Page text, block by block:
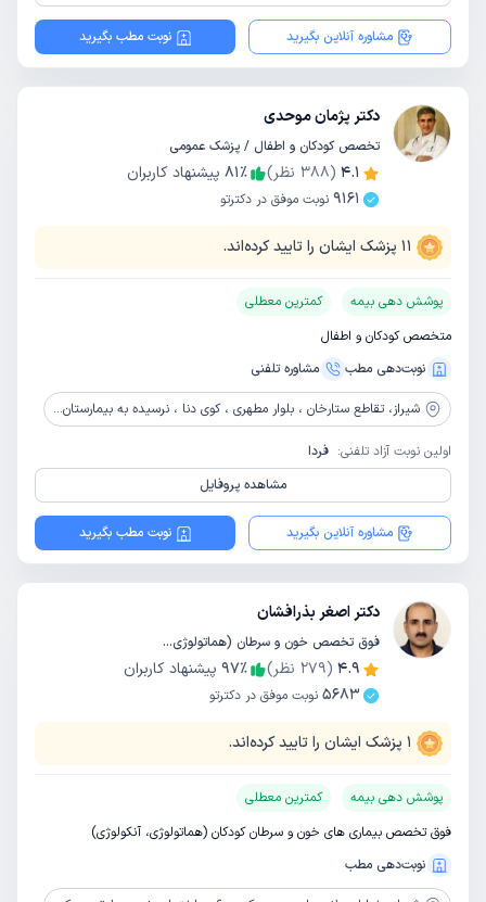
مشاوره آنلاین بگیرید نوبت مطب بگیرید
دکتر پژمان موحدی
تخصص کودکان و اطفال / پزشک عمومی
4.1
(
388 نظر) 81٪
پیشنهاد کاربران
9161 نوبت موفق در دکترتو
11 پزشک ایشان را تایید کرده‌اند.
پوشش دهی بیمه
کمترین معطلی
متخصص کودکان و اطفال
نوبت‌دهی مطب
مشاوره‌ تلفنی
شیراز،تقاطع ستارخان ، بلوار مطهری ، کوی دنا ، نرسیده به بیمارستان دنا ، جنب هایدا
اولین نوبت آزاد تلفنی: فردا
مشاهده پروفایل
مشاوره آنلاین بگیرید نوبت مطب بگیرید
دکتر اصغر بذرافشان
فوق تخصص خون و سرطان (هماتولوژی آنکولوژی) کودکان / تخصص کودکان و اطفال
4.9
(
279 نظر) 97٪
پیشنهاد کاربران
5683 نوبت موفق در دکترتو
1 پزشک ایشان را تایید کرده‌اند.
پوشش دهی بیمه
کمترین معطلی
فوق تخصص بیماری های خون و سرطان کودکان (هماتولوژی، آنکولوژی)
نوبت‌دهی مطب